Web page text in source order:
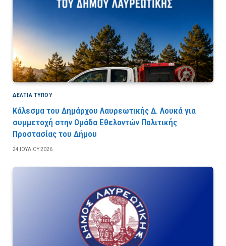
ΔΕΛΤΙΑ ΤΥΠΟΥ
Κάλεσμα του Δημάρχου Λαυρεωτικής Δ. Λουκά για
συμμετοχή στην Ομάδα Εθελοντών Πολιτικής
Προστασίας του Δήμου
24 ΙΟΥΛΊΟΥ 2026